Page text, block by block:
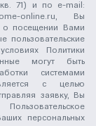
71) и по e-mail:
online.ru, Вы
о посещении Вами
Политики
могут быть
системами
с целью
заявку, Вы
Пользовательское
персональных